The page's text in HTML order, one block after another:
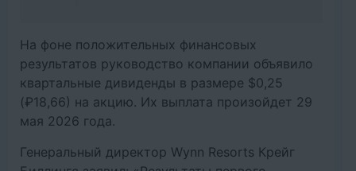
На фоне положительных финансовых
результатов руководство компании объявило
квартальные дивиденды в размере $0,25
(₽18,66) на акцию. Их выплата произойдет 29
мая 2026 года.
Генеральный директор Wynn Resorts Крейг